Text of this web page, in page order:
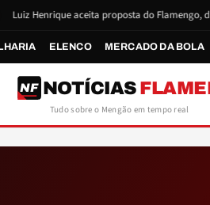
Henrique aceita proposta do Flamengo, diz
ELENCO MERCADO DA BOLA
NF NOTÍCIAS
Tudo sobre o Mengão em tempo real